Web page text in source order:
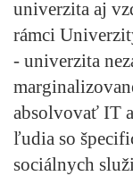
univerzita aj
rámci
- univerzita
absolvovať IT
ľudia so
sociálnych